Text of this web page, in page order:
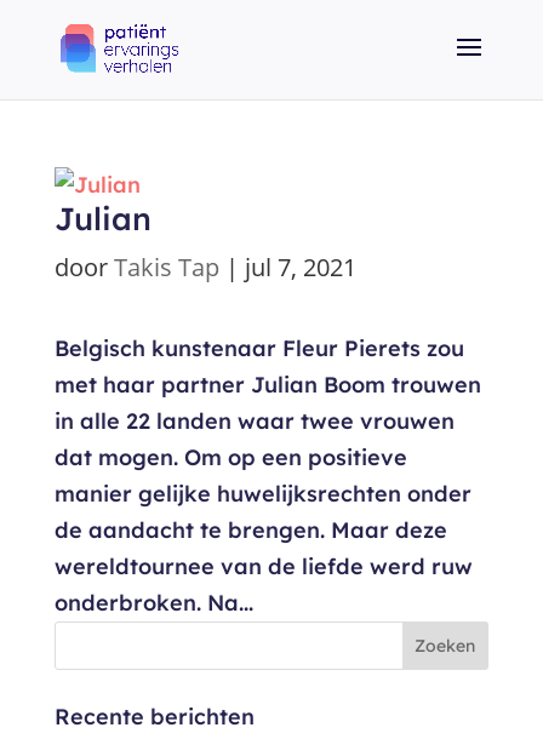
Julian
doorTakis Tap | jul 7, 2021
Belgisch kunstenaar Fleur Pierets zou
met haar partner Julian Boom trouwen
in alle 22 landen waar twee vrouwen
dat mogen. Om op een positieve
manier gelijke huwelijksrechten onder
de aandacht te brengen. Maar deze
wereldtournee van de liefde werd ruw
onderbroken. Na...
Recente berichten